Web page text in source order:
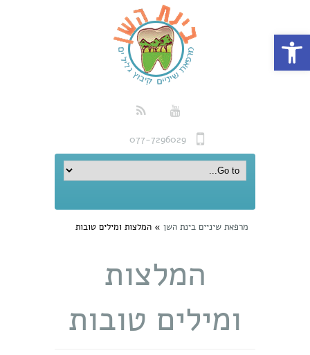
פתח סרגל נגישות
077-7296029
מרפאת שיניים בינת השן » המלצות ומילים טובות
המלצות
ומילים טובות